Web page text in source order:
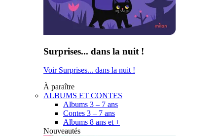
Surprises... dans la nuit !
Voir Surprises... dans la nuit !
À paraître
ALBUMS ET CONTES
Albums 3 – 7 ans
Contes 3 – 7 ans
Albums 8 ans et +
Nouveautés